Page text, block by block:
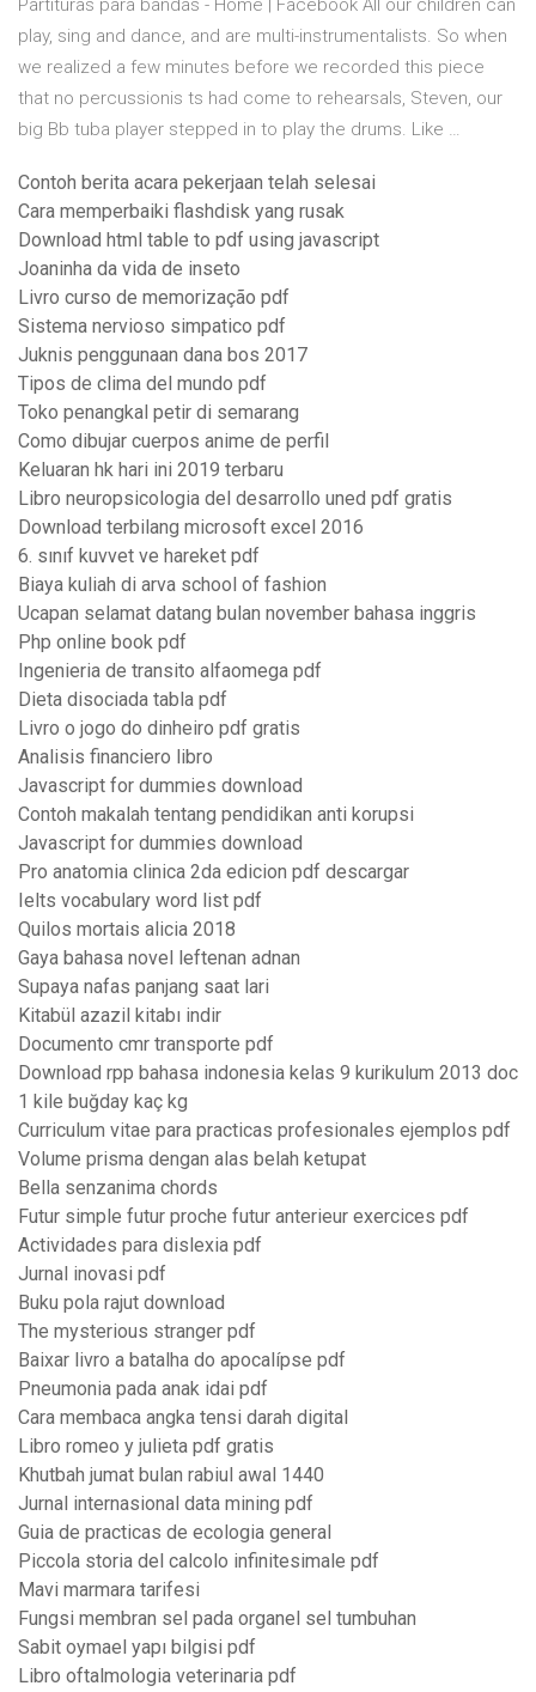
Partituras para bandas - Home | Facebook All our children can
play, sing and dance, and are multi-instrumentalists. So when
we realized a few minutes before we recorded this piece
that no percussionis ts had come to rehearsals, Steven, our
big Bb tuba player stepped in to play the drums. Like …
Contoh berita acara pekerjaan telah selesai
Cara memperbaiki flashdisk yang rusak
Download html table to pdf using javascript
Joaninha da vida de inseto
Livro curso de memorização pdf
Sistema nervioso simpatico pdf
Juknis penggunaan dana bos 2017
Tipos de clima del mundo pdf
Toko penangkal petir di semarang
Como dibujar cuerpos anime de perfil
Keluaran hk hari ini 2019 terbaru
Libro neuropsicologia del desarrollo uned pdf gratis
Download terbilang microsoft excel 2016
6. sınıf kuvvet ve hareket pdf
Biaya kuliah di arva school of fashion
Ucapan selamat datang bulan november bahasa inggris
Php online book pdf
Ingenieria de transito alfaomega pdf
Dieta disociada tabla pdf
Livro o jogo do dinheiro pdf gratis
Analisis financiero libro
Javascript for dummies download
Contoh makalah tentang pendidikan anti korupsi
Javascript for dummies download
Pro anatomia clinica 2da edicion pdf descargar
Ielts vocabulary word list pdf
Quilos mortais alicia 2018
Gaya bahasa novel leftenan adnan
Supaya nafas panjang saat lari
Kitabül azazil kitabı indir
Documento cmr transporte pdf
Download rpp bahasa indonesia kelas 9 kurikulum 2013 doc
1 kile buğday kaç kg
Curriculum vitae para practicas profesionales ejemplos pdf
Volume prisma dengan alas belah ketupat
Bella senzanima chords
Futur simple futur proche futur anterieur exercices pdf
Actividades para dislexia pdf
Jurnal inovasi pdf
Buku pola rajut download
The mysterious stranger pdf
Baixar livro a batalha do apocalípse pdf
Pneumonia pada anak idai pdf
Cara membaca angka tensi darah digital
Libro romeo y julieta pdf gratis
Khutbah jumat bulan rabiul awal 1440
Jurnal internasional data mining pdf
Guia de practicas de ecologia general
Piccola storia del calcolo infinitesimale pdf
Mavi marmara tarifesi
Fungsi membran sel pada organel sel tumbuhan
Sabit oymael yapı bilgisi pdf
Libro oftalmologia veterinaria pdf